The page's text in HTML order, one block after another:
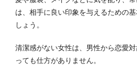
は、相手に良い印象を与えるための
しょう。
清潔感がない女性は、男性から恋愛
っても仕方がありません。